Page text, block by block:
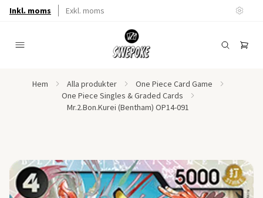
Inkl. moms Exkl. moms
Hem Alla produkter
One Piece Card Game
One Piece Singles & Graded Cards
Mr.2.Bon.Kurei (Bentham) OP14-091